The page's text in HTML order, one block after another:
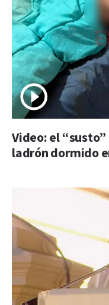
Video: el
ladrón dormido